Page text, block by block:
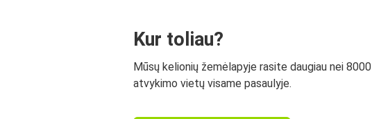
Kur toliau?
Mūsų kelionių žemėlapyje rasite daugiau nei 8000
atvykimo vietų visame pasaulyje.